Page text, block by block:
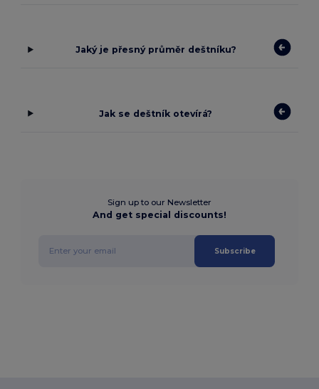
Jaký je přesný průměr deštníku?
Jak se deštník otevírá?
Sign up to our Newsletter
And get special discounts!
Subscribe